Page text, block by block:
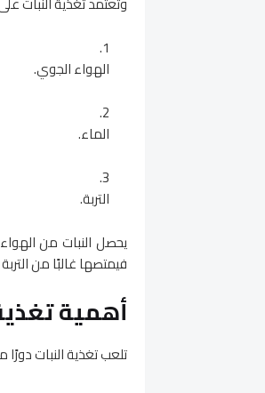
الهواء الجوي.
الماء.
التربة.
يحصل النبات من
فيمتصها غالبًا من
أهمية
تلعب تغذية النبات